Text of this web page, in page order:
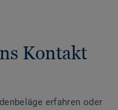
Kontakt
erfahren oder